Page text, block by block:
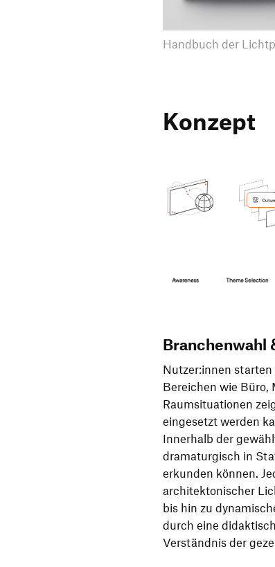
Handbuch der
Konzept
Branchenwahl
Nutzer:innen
Bereichen wie Büro,
Raumsituationen
eingesetzt werden
Innerhalb der
dramaturgisch in
erkunden können.
architektonischer
bis hin zu
durch eine
Verständnis der